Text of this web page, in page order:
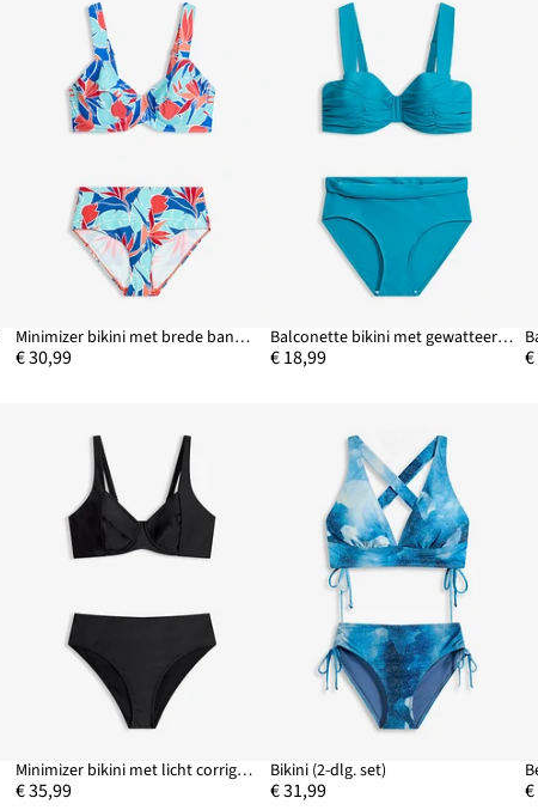
Minimizer bikini met brede bandjes (2-dlg. set)
€ 30,99
Balconette bikini met gewatteerde bandjes (2-dlg. set)
€ 18,99
Minimizer bikini met licht corrigerend high waist bikinibroekje (2-dlg. set)
€ 35,99
Bikini (2-dlg. set)
€ 31,99